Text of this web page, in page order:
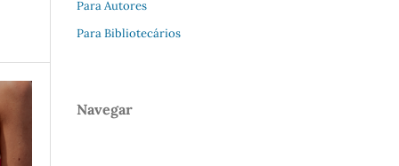
Para Autores
Para Bibliotecários
Navegar